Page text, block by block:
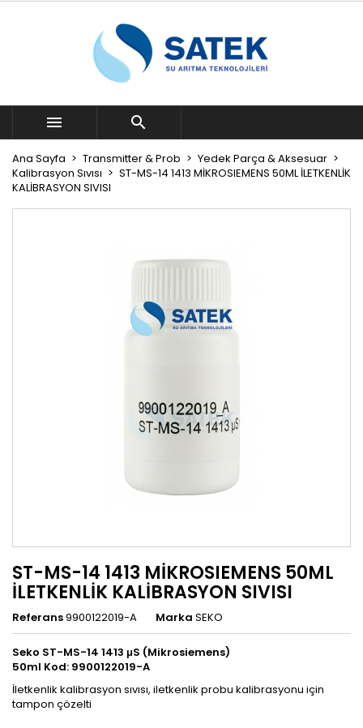
 
Ana Sayfa Transmitter & Prob
Yedek Parça & Aksesuar
Kalibrasyon Sıvısı
ST-MS-14 1413 MİKROSIEMENS 50ML İLETKENLİK
KALİBRASYON SIVISI
ST-MS-14 1413 MİKROSIEMENS 50ML
İLETKENLİK KALİBRASYON SIVISI
Referans9900122019-A Marka SEKO
Seko ST-MS-14 1413 μS (Mikrosiemens)
50ml Kod: 9900122019-A
İletkenlik kalibrasyon sıvısı, iletkenlik probu kalibrasyonu için
tampon çözelti